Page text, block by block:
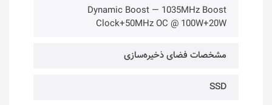
Dynamic Boost — 1035MHz Boost
Clock+50MHz OC @ 100W+20W
مشخصات فضای ذخیره‌سازی
SSD